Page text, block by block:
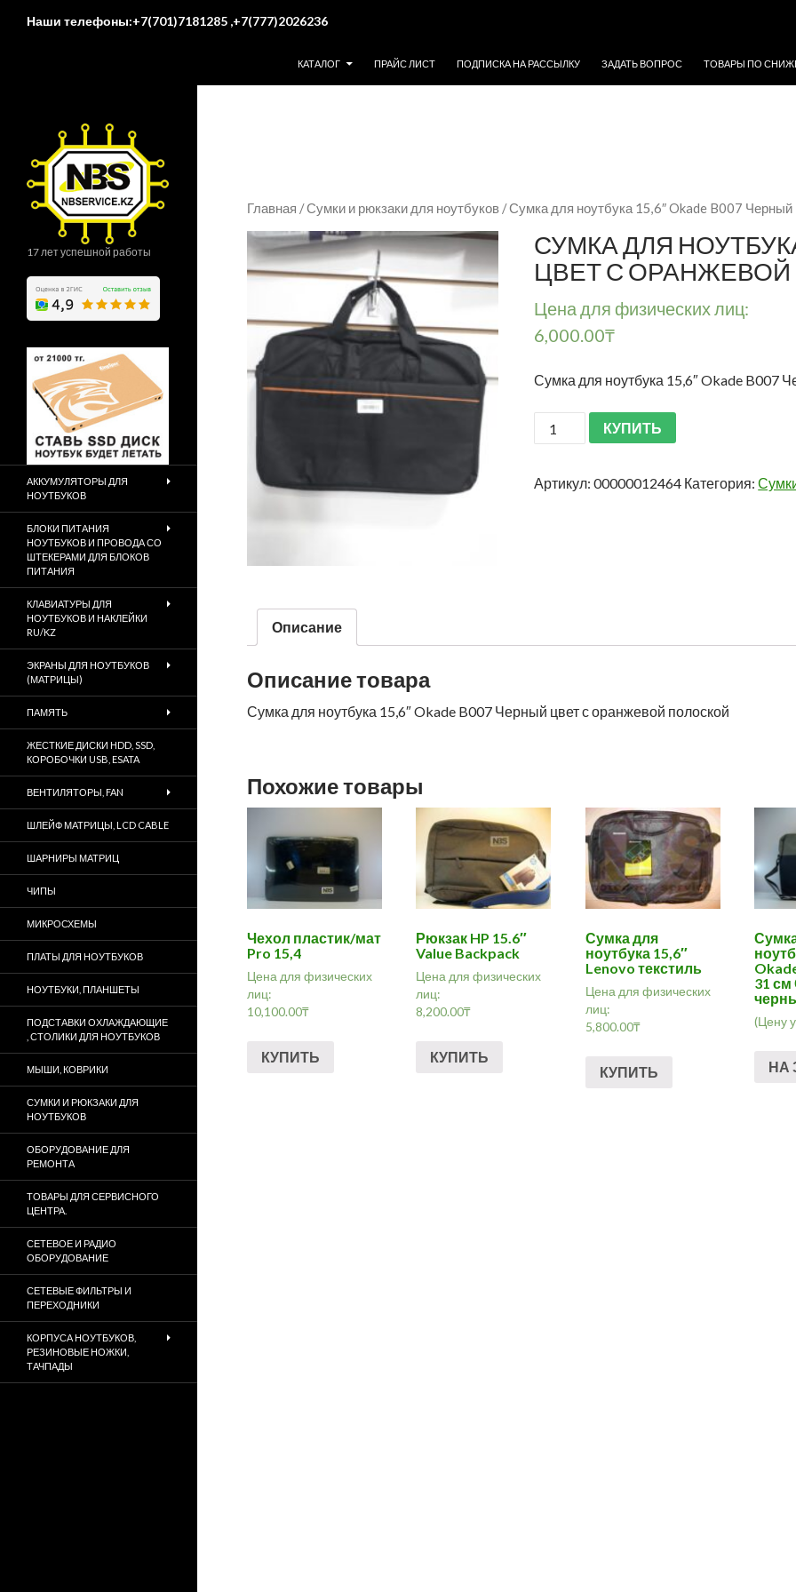
Наши телефоны:+7(701)7181285 ,+7(777)2026236
КАТАЛОГ
ПРАЙС ЛИСТ ПОДПИСКА НА РАССЫЛКУ ЗАДАТЬ ВОПРОС ТОВАРЫ ПО
Главная /Сумки и рюкзаки для ноутбуков / Сумка для ноутбука 15,6″ Okade B007 Черный
СУМКА ДЛЯ
ЦВЕТ С
Цена для физических лиц:
6,000.00₸
Сумка для ноутбука 15,6″ Okade B007
КУПИТЬ
Артикул:00000012464 Категория:
Описание
Описание товара
Сумка для ноутбука 15,6″ Okade B007 Черный цвет с оранжевой полоской
Похожие товары
Чехол пластик/мат
Pro 15,4
Цена для физических
лиц:
10,100.00₸
КУПИТЬ
Рюкзак HP 15.6″
Value Backpack
Цена для физических
лиц:
8,200.00₸
КУПИТЬ
Сумка для
ноутбука 15,6″
Lenovo текстиль
Цена для физических
лиц:
5,800.00₸
КУПИТЬ
31
(Цену
НА
17 лет успешной работы
АККУМУЛЯТОРЫ ДЛЯ
НОУТБУКОВ
БЛОКИ ПИТАНИЯ
НОУТБУКОВ И ПРОВОДА СО
ШТЕКЕРАМИ ДЛЯ БЛОКОВ
ПИТАНИЯ
КЛАВИАТУРЫ ДЛЯ
НОУТБУКОВ И НАКЛЕЙКИ
RU/KZ
ЭКРАНЫ ДЛЯ НОУТБУКОВ
(МАТРИЦЫ)
ПАМЯТЬ
ЖЕСТКИЕ ДИСКИ HDD, SSD,
КОРОБОЧКИ USB, ESATA
ВЕНТИЛЯТОРЫ, FAN
ШЛЕЙФ МАТРИЦЫ, LCD CABLE
ШАРНИРЫ МАТРИЦ
ЧИПЫ
МИКРОСХЕМЫ
ПЛАТЫ ДЛЯ НОУТБУКОВ
НОУТБУКИ, ПЛАНШЕТЫ
ПОДСТАВКИ ОХЛАЖДАЮЩИЕ
, СТОЛИКИ ДЛЯ НОУТБУКОВ
МЫШИ, КОВРИКИ
СУМКИ И РЮКЗАКИ ДЛЯ
НОУТБУКОВ
ОБОРУДОВАНИЕ ДЛЯ
РЕМОНТА
ТОВАРЫ ДЛЯ СЕРВИСНОГО
ЦЕНТРА.
СЕТЕВОЕ И РАДИО
ОБОРУДОВАНИЕ
СЕТЕВЫЕ ФИЛЬТРЫ И
ПЕРЕХОДНИКИ
КОРПУСА НОУТБУКОВ,
РЕЗИНОВЫЕ НОЖКИ,
ТАЧПАДЫ